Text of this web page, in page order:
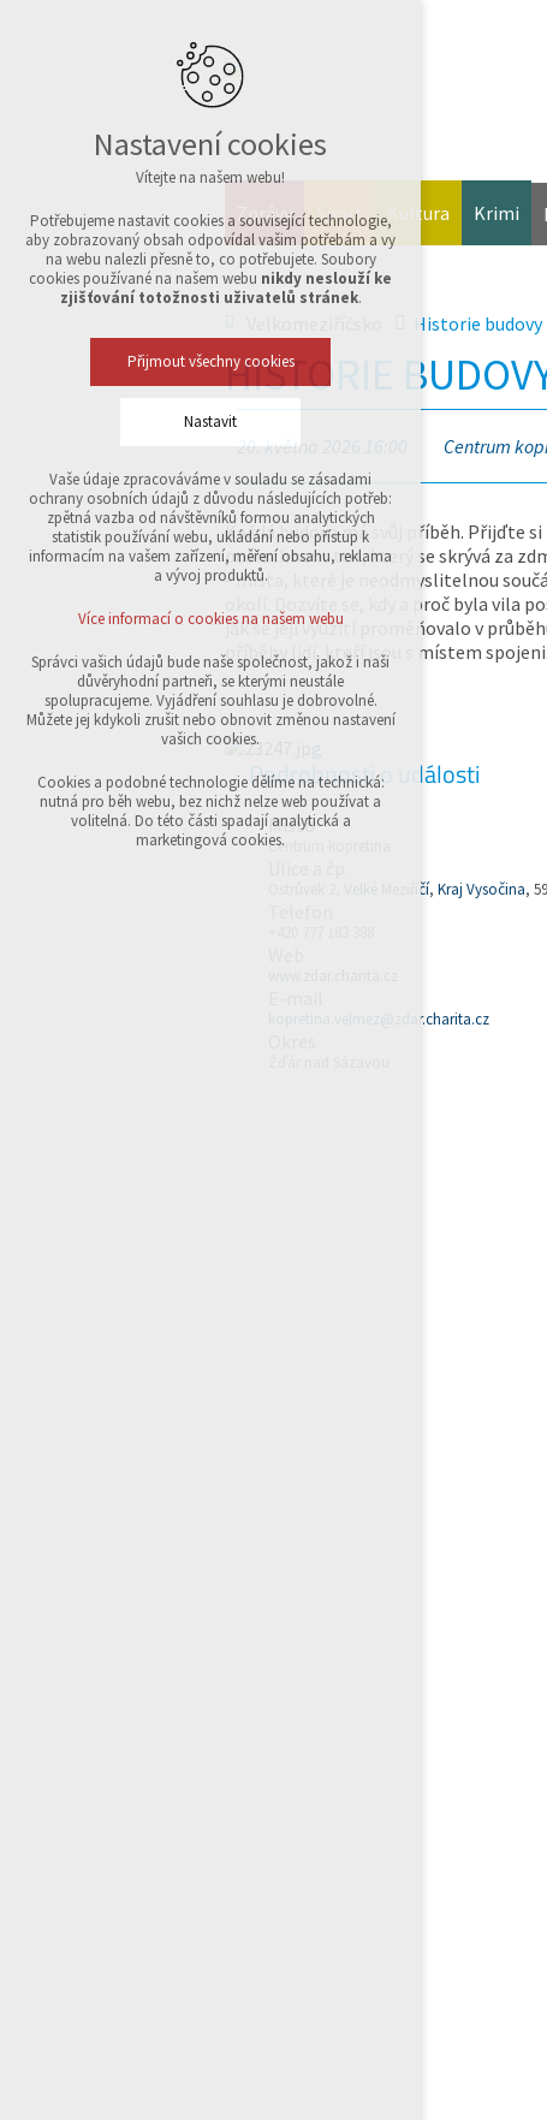
Zprávy Sport Kultura Krimi
Historie
HISTORIE
20. května 2026 16:00 Centrum
Každá budova má svůj příběh. Přijďte si
poslechnout ten, který se skrývá za
- místa, které je neodmyslitelnou
okolí. Dozvíte se, kdy a proč byla vila
jak se její využití proměňovalo v
příběhy lidí, kteří jsou s místem
Podrobnosti o události
Místo
Centrum kopretina
Velké Meziříčí, Kraj Vysočina,
kopretina.velmez@zdar.charita.cz
Nastavení cookies
Vítejte na našem webu!
Potřebujeme nastavit cookies a související technologie,
aby zobrazovaný obsah odpovídal vašim potřebám a vy
na webu nalezli přesně to, co potřebujete. Soubory
cookies používané na našem webu nikdy neslouží ke
zjišťování totožnosti uživatelů stránek.
Přijmout všechny cookies
Nastavit
Technická cookies
nutná pro provozování webu
udržení kontextu stránek (session): případná
přihlášení, volby jazyka, apod.
analytická pro anonymizované vyhodnocení
návštěvnosti
marketingová cookies (Google,Sklik)
Více informací o cookies na našem webu
Přijmout všechny cookies
Odmítnout vše
Vaše údaje zpracováváme v souladu se zásadami
ochrany osobních údajů z důvodu následujících potřeb:
zpětná vazba od návštěvníků formou analytických
statistik používání webu, ukládání nebo přístup k
informacím na vašem zařízení, měření obsahu, reklama
a vývoj produktů.
Více informací o cookies na našem webu
Správci vašich údajů bude naše společnost, jakož i naši
důvěryhodní partneři, se kterými neustále
spolupracujeme. Vyjádření souhlasu je dobrovolné.
Můžete jej kdykoli zrušit nebo obnovit změnou nastavení
vašich cookies.
Cookies a podobné technologie dělíme na technická:
nutná pro běh webu, bez nichž nelze web používat a
volitelná. Do této části spadají analytická a
marketingová cookies.